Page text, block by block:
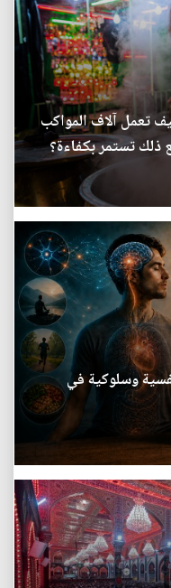
تعمل آلاف المواكب
ذلك تستمر بكفاءة؟
وسلوكية في